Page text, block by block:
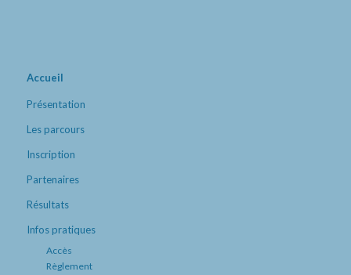
Accueil
Présentation
Les parcours
Inscription
Partenaires
Résultats
Infos pratiques
Accès
Règlement